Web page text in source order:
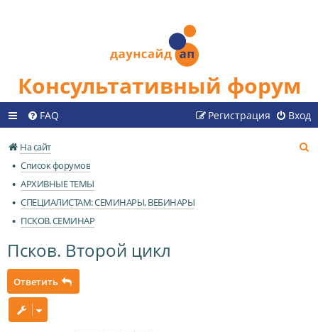
Консультативный форум
FAQ Вход
Регистрация
На сайт
Список форумов
АРХИВНЫЕ ТЕМЫ
СПЕЦИАЛИСТАМ: СЕМИНАРЫ, ВЕБИНАРЫ
ПСКОВ. СЕМИНАР
Псков. Второй цикл
Ответить